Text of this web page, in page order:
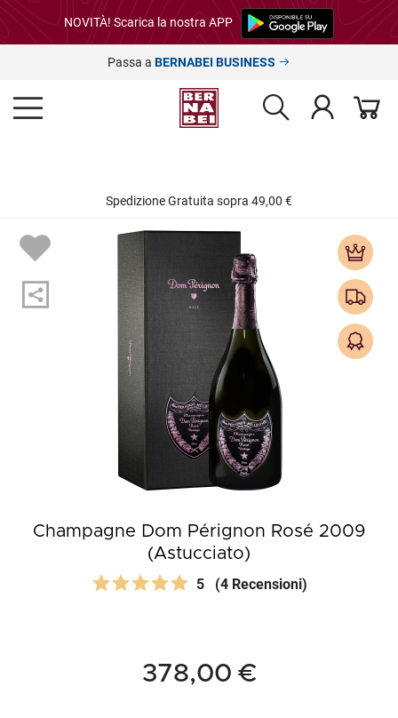
NOVITÀ! Scarica la nostra APP
Passa a BERNABEI BUSINESS
Spedizione Gratuita sopra 49,00 €
Champagne Dom Pérignon Rosé 2009
(Astucciato)
5 (4 Recensioni)
378,00 €